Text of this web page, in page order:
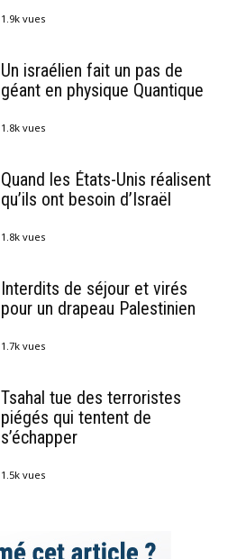
1.9k vues
Un israélien fait un pas de
géant en physique Quantique
1.8k vues
Quand les États-Unis réalisent
qu’ils ont besoin d’Israël
1.8k vues
Interdits de séjour et virés
pour un drapeau Palestinien
1.7k vues
Tsahal tue des terroristes
piégés qui tentent de
s’échapper
1.5k vues